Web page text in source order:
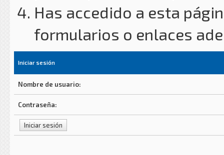
Has accedido a esta
formularios o enlaces
Iniciar sesión
Nombre de usuario:
Contraseña: